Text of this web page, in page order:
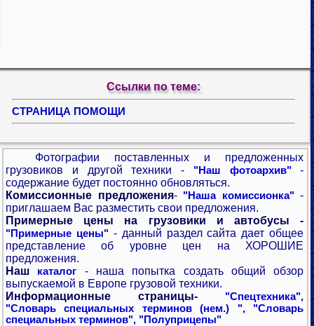
Ссылки по теме:
СТРАНИЦА ПОМОЩИ
Фотографии поставленных и предложенных
грузовиков и другой техники -
"Наш фотоархив"-
содержание будет постоянно обновляться.
Комиссионные предложения- "Наша комиссионка"-
приглашаем Вас разместить свои предложения.
Примерные цены на грузовики и автобусы -
"Примерные цены"- данный раздел сайта дает общее
представление об уровне цен на ХОРОШИЕ
предложения.
Наш
каталог - наша попытка создать общий обзор
выпускаемой в Европе грузовой техники.
Информационные страницы- "Спецтехника",
"Словарь специальных терминов (нем.) ", "Словарь
специальных терминов", "Полуприцепы"